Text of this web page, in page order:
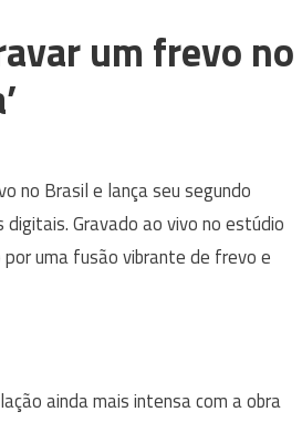
um frevo no
no Brasil e lança seu segundo
Gravado ao vivo no estúdio
uma fusão vibrante de frevo e
ainda mais intensa com a obra